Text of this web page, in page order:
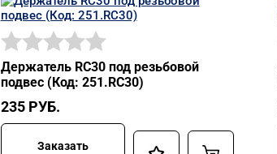
Держатель RC30 под резьбовой
подвес (Код: 251.RC30)
235 РУБ.
Заказать